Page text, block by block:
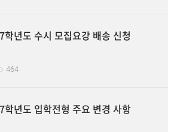
학년도 수시 모집요강 배송 신청
464
학년도 입학전형 주요 변경 사항